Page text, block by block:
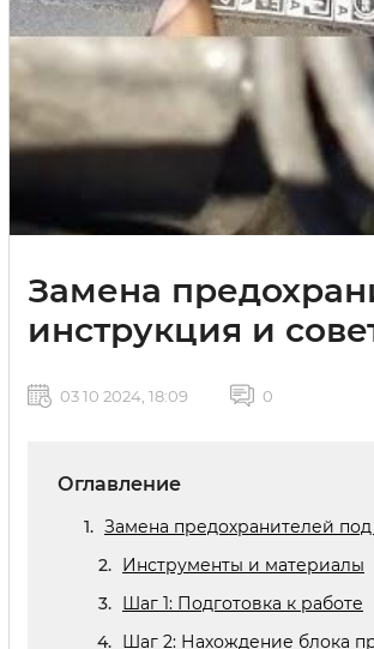
Замена
инструкция и
03 10 2024, 18:09 0
Оглавление
Замена предохранителей
Инструменты и материалы
Шаг 1: Подготовка к работе
Шаг 2: Нахождение блока